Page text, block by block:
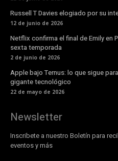
Russell T Davies elogiado por su
12 de junio de 2026
Netflix confirma el final de Emily en
sexta temporada
2 de junio de 2026
Apple bajo Ternus: lo que sigue
gigante tecnológico
22 de mayo de 2026
Newsletter
Inscribete a nuestro Boletín para
eventos y más